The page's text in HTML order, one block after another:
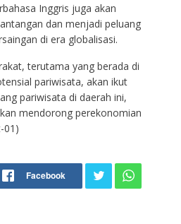
Inggris juga akan
dan menjadi peluang
di era globalisasi.
terutama yang berada di
pariwisata, akan ikut
pariwisata di daerah ini,
mendorong perekonomian
01)